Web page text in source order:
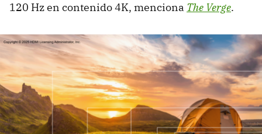
120 Hz en contenido 4K, menciona The Verge.